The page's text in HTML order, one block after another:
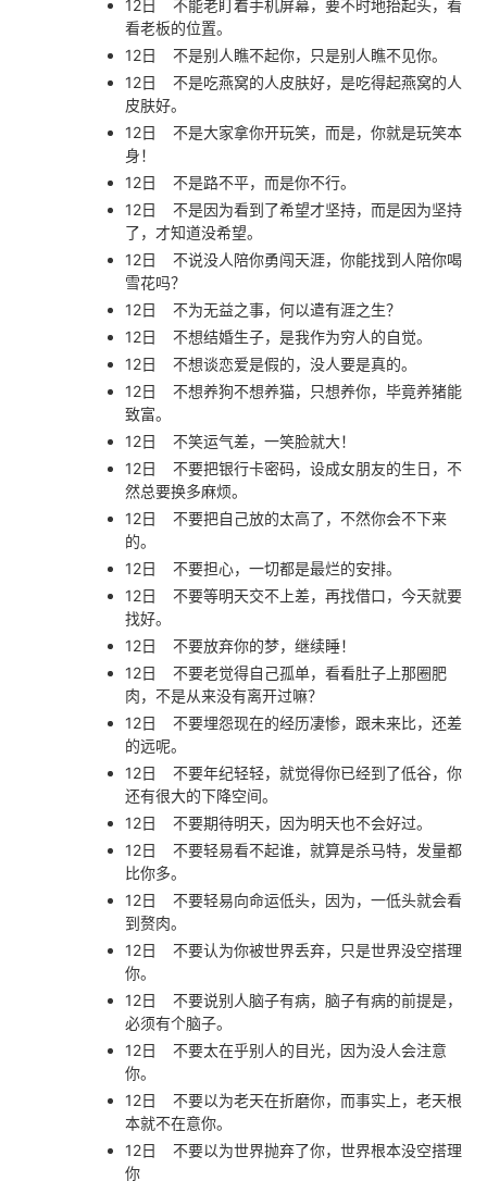
12日
不能老盯着手机屏幕，要不时地抬起头，看
看老板的位置。
12日
不是别人瞧不起你，只是别人瞧不见你。
12日
不是吃燕窝的人皮肤好，是吃得起燕窝的人
皮肤好。
12日
不是大家拿你开玩笑，而是，你就是玩笑本
身！
12日
不是路不平，而是你不行。
12日
不是因为看到了希望才坚持，而是因为坚持
了，才知道没希望。
12日
不说没人陪你勇闯天涯，你能找到人陪你喝
雪花吗？
12日
不为无益之事，何以遣有涯之生？
12日
不想结婚生子，是我作为穷人的自觉。
12日
不想谈恋爱是假的，没人要是真的。
12日
不想养狗不想养猫，只想养你，毕竟养猪能
致富。
12日
不笑运气差，一笑脸就大！
12日
不要把银行卡密码，设成女朋友的生日，不
然总要换多麻烦。
12日
不要把自己放的太高了，不然你会不下来
的。
12日
不要担心，一切都是最烂的安排。
12日
不要等明天交不上差，再找借口，今天就要
找好。
12日
不要放弃你的梦，继续睡！
12日
不要老觉得自己孤单，看看肚子上那圈肥
肉，不是从来没有离开过嘛？
12日
不要埋怨现在的经历凄惨，跟未来比，还差
的远呢。
12日
不要年纪轻轻，就觉得你已经到了低谷，你
还有很大的下降空间。
12日
不要期待明天，因为明天也不会好过。
12日
不要轻易看不起谁，就算是杀马特，发量都
比你多。
12日
不要轻易向命运低头，因为，一低头就会看
到赘肉。
12日
不要认为你被世界丢弃，只是世界没空搭理
你。
12日
不要说别人脑子有病，脑子有病的前提是，
必须有个脑子。
12日
不要太在乎别人的目光，因为没人会注意
你。
12日
不要以为老天在折磨你，而事实上，老天根
本就不在意你。
12日
不要以为世界抛弃了你，世界根本没空搭理
你